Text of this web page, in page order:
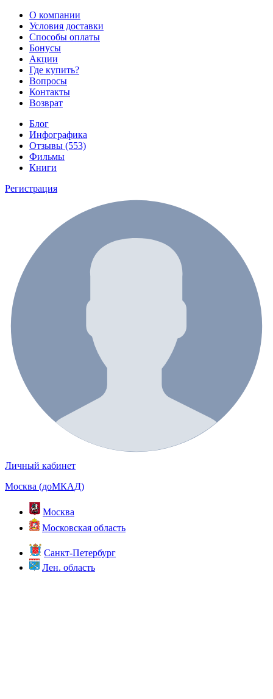
О компании
Условия доставки
Способы оплаты
Бонусы
Акции
Где купить?
Вопросы
Контакты
Возврат
Блог
Инфографика
Отзывы (553)
Фильмы
Книги
Регистрация
Личный кабинет
Москва (доМКАД)
Москва
Московская область
Санкт-Петербург
Лен. область